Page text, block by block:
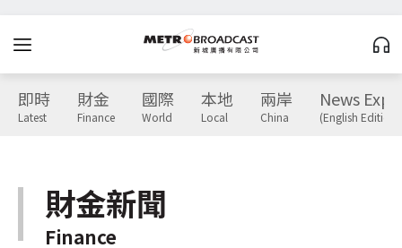
即時
Latest
財金
Finance
國際
World
本地
Local
兩岸
China
News
(English Edition)
財金新聞
Finance